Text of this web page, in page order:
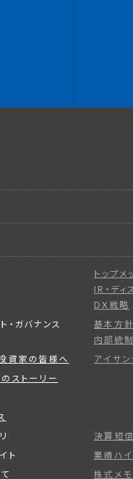
トップメ
IR・デ
DX戦略
・ガバナンス
基本方針
内部統
資家の皆様へ
アイサ
ストーリー
決算短
ト
業績ハイ
株式メモ